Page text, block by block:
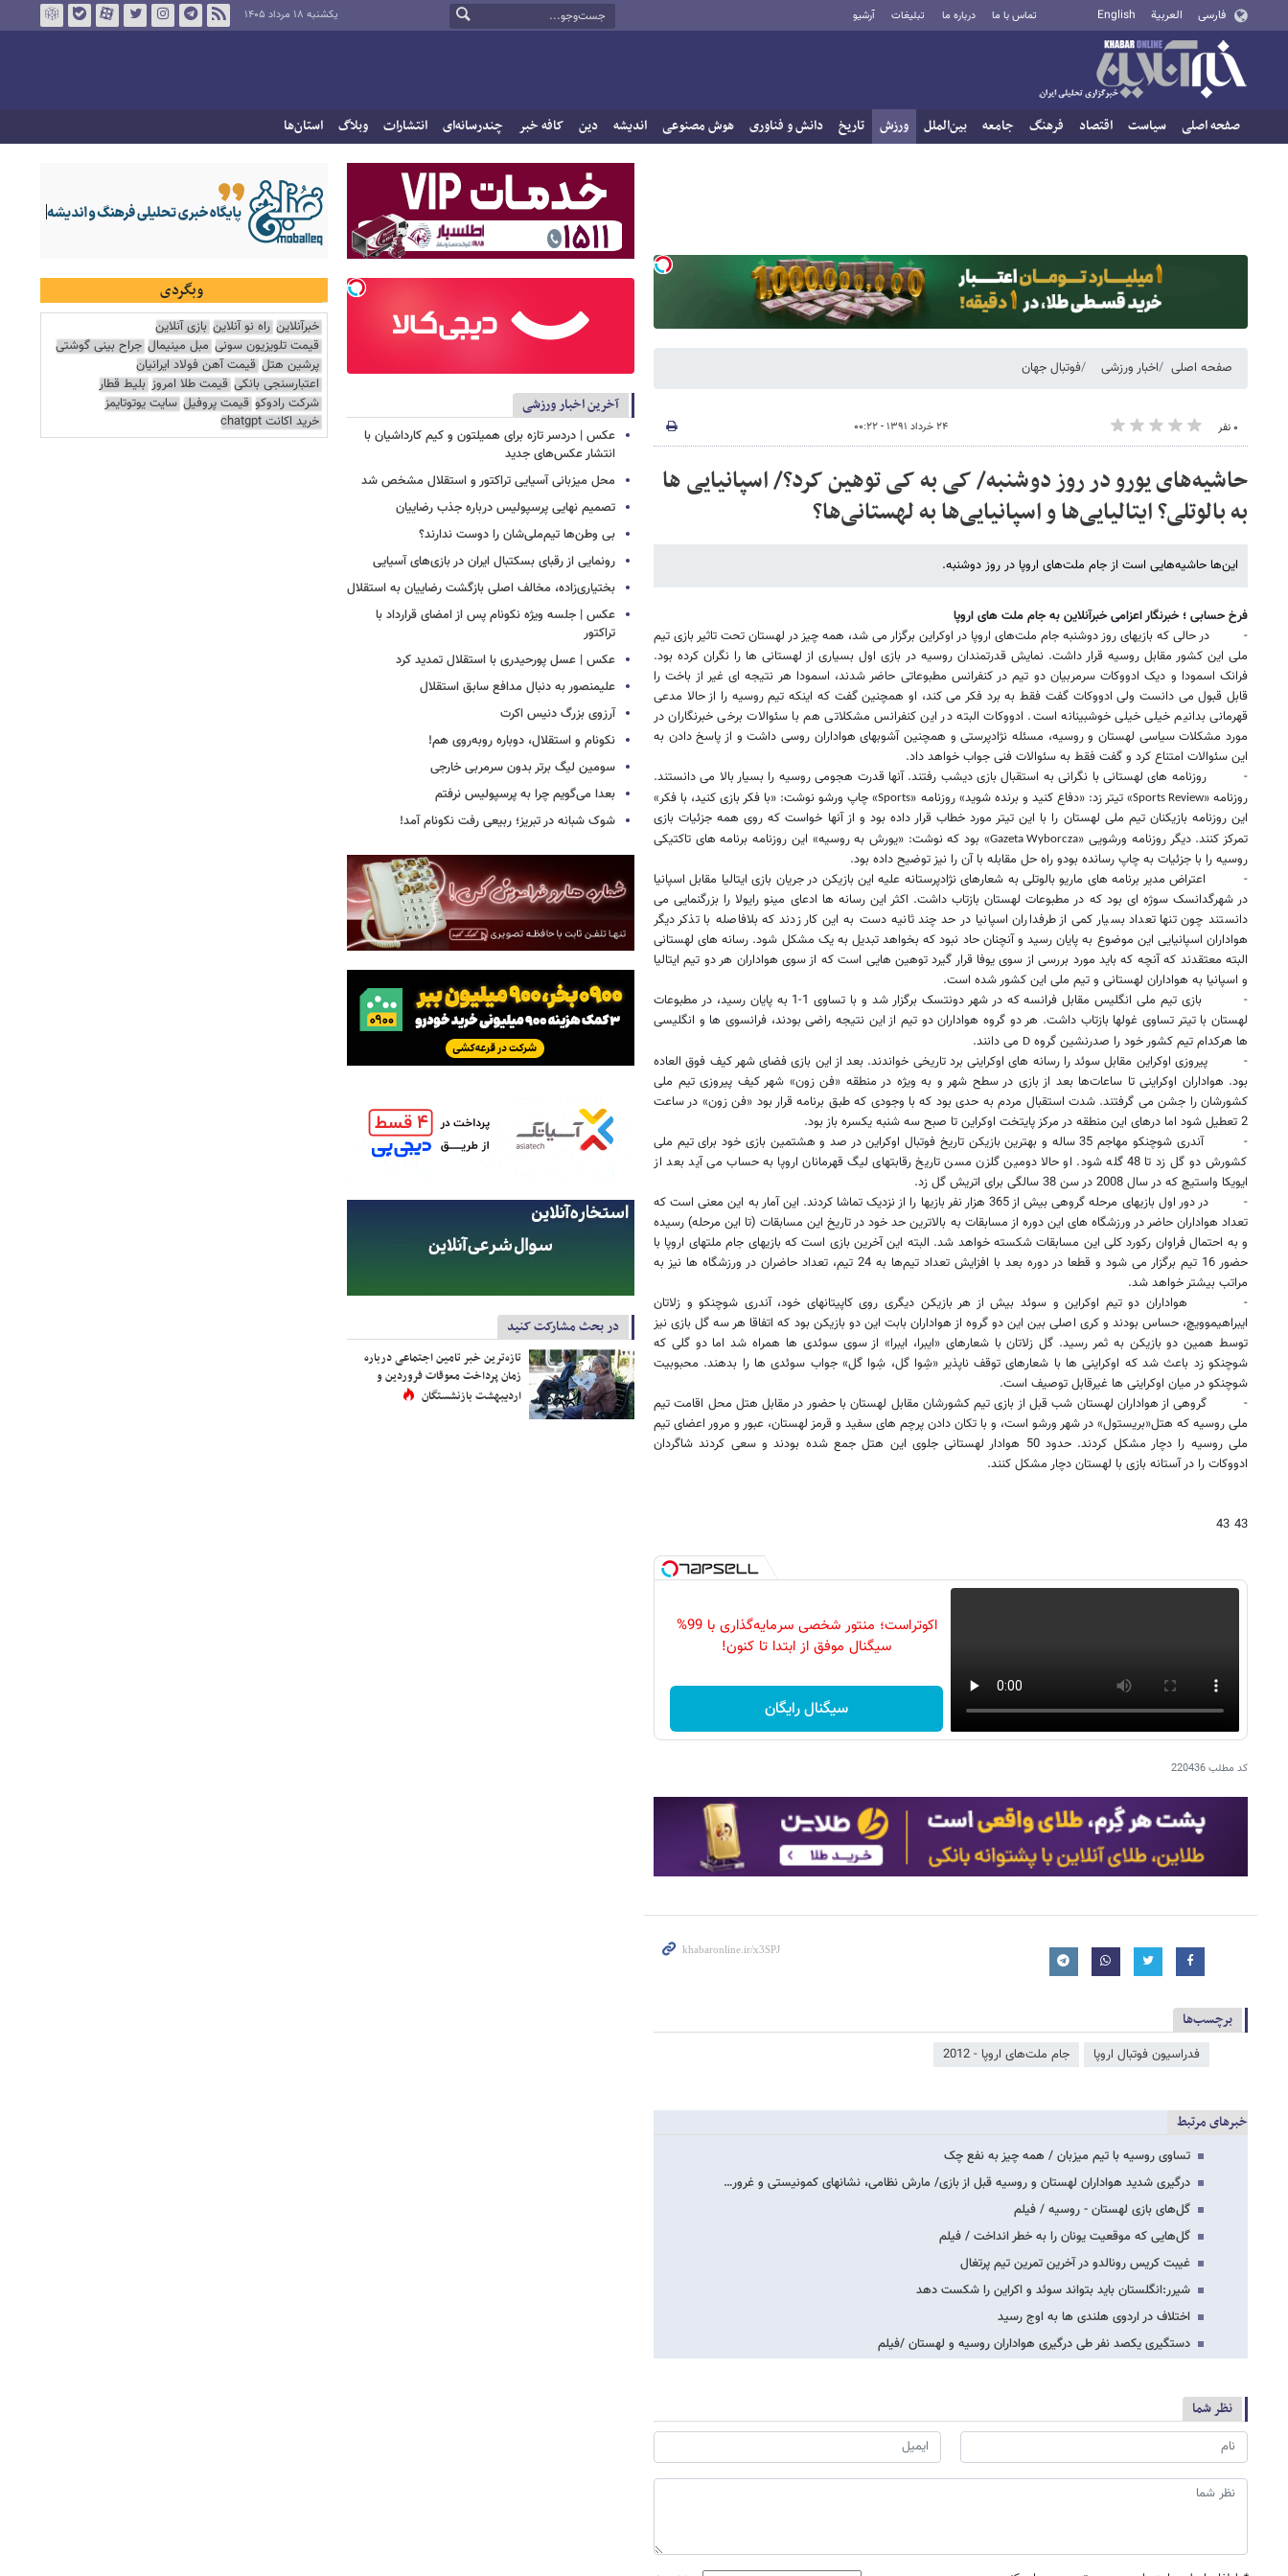
فارسی العربية English تماس با ما درباره ما تبلیغات آرشیو یکشنبه ۱۸ مرداد ۱۴۰۵
صفحه اصلی سیاست اقتصاد فرهنگ جامعه بین‌الملل ورزش تاریخ دانش و فناوری هوش مصنوعی اندیشه دین کافه خبر چندرسانه‌ای انتشارات وبلاگ استان‌ها
صفحه اصلی اخبار ورزشی فوتبال جهان
۰ نفر ۲۴ خرداد ۱۳۹۱ - ۰۰:۲۲
حاشیه‌های یورو در روز دوشنبه/ کی به کی توهین کرد؟/ اسپانیایی ها
به بالوتلی؟ ایتالیایی‌ها و اسپانیایی‌ها به لهستانی‌ها؟
این‌ها حاشیه‌هایی است از جام ملت‌های اروپا در روز دوشنبه.
فرخ حسابی ؛ خبرنگار اعزامی خبرآنلاین به جام ملت های اروپا
-
در حالی که بازیهای روز دوشنبه جام ملت‌های اروپا در اوکراین برگزار می شد، همه چیز در لهستان تحت تاثیر بازی تیم
ملی این کشور مقابل روسیه قرار داشت. نمایش قدرتمندان روسیه در بازی اول بسیاری از لهستانی ها را نگران کرده بود.
فرانک اسمودا و دیک ادووکات سرمربیان دو تیم در کنفرانس مطبوعاتی حاضر شدند، اسمودا هر نتیجه ای غیر از باخت را
قابل قبول می دانست ولی ادووکات گفت فقط به برد فکر می کند، او همچنین گفت که اینکه تیم روسیه را از حالا مدعی
قهرمانی بدانیم خیلی خیلی خوشبینانه است. ادووکات البته در این کنفرانس مشکلاتی هم با سئوالات برخی خبرنگاران در
مورد مشکلات سیاسی لهستان و روسیه، مسئله نژادپرستی و همچنین آشوبهای هواداران روسی داشت و از پاسخ دادن به
این سئوالات امتناع کرد و گفت فقط به سئوالات فنی جواب خواهد داد.
-
روزنامه های لهستانی با نگرانی به استقبال بازی دیشب رفتند. آنها قدرت هجومی روسیه را بسیار بالا می دانستند.
روزنامه «Sports Review» تیتر زد: «دفاع کنید و برنده شوید» روزنامه «Sports» چاپ ورشو نوشت: «با فکر بازی کنید، با فکر»
این روزنامه بازیکنان تیم ملی لهستان را با این تیتر مورد خطاب قرار داده بود و از آنها خواست که روی همه جزئیات بازی
تمرکز کنند. دیگر روزنامه ورشویی «Gazeta Wyborcza» بود که نوشت: «یورش به روسیه» این روزنامه برنامه های تاکتیکی
روسیه را با جزئیات به چاپ رسانده بودو راه حل مقابله با آن را نیز توضیح داده بود.
-
اعتراض مدیر برنامه های ماریو بالوتلی به شعارهای نژادپرستانه علیه این بازیکن در جریان بازی ایتالیا مقابل اسپانیا
در شهرگدانسک سوژه ای بود که در مطبوعات لهستان بازتاب داشت. اکثر این رسانه ها ادعای مینو رایولا را بزرگنمایی می
دانستند چون تنها تعداد بسیار کمی از طرفداران اسپانیا در حد چند ثانیه دست به این کار زدند که بلافاصله با تذکر دیگر
هواداران اسپانیایی این موضوع به پایان رسید و آنچنان حاد نبود که بخواهد تبدیل به یک مشکل شود. رسانه های لهستانی
البته معتقدند که آنچه که باید مورد بررسی از سوی یوفا قرار گیرد توهین هایی است که از سوی هواداران هر دو تیم ایتالیا
و اسپانیا به هواداران لهستانی و تیم ملی این کشور شده است.
-
بازی تیم ملی انگلیس مقابل فرانسه که در شهر دونتسک برگزار شد و با تساوی 1-1 به پایان رسید، در مطبوعات
لهستان با تیتر تساوی غولها بازتاب داشت. هر دو گروه هواداران دو تیم از این نتیجه راضی بودند، فرانسوی ها و انگلیسی
ها هرکدام تیم کشور خود را صدرنشین گروه D می دانند.
-
پیروزی اوکراین مقابل سوئد را رسانه های اوکراینی برد تاریخی خواندند. بعد از این بازی فضای شهر کیف فوق العاده
بود. هواداران اوکراینی تا ساعات‌ها بعد از بازی در سطح شهر و به ویژه در منطقه «فن زون» شهر کیف پیروزی تیم ملی
کشورشان را جشن می گرفتند. شدت استقبال مردم به حدی بود که با وجودی که طبق برنامه قرار بود «فن زون» در ساعت
2 تعطیل شود اما درهای این منطقه در مرکز پایتخت اوکراین تا صبح سه شنبه یکسره باز بود.
-
آندری شوچنکو مهاجم 35 ساله و بهترین بازیکن تاریخ فوتبال اوکراین در صد و هشتمین بازی خود برای تیم ملی
کشورش دو گل زد تا 48 گله شود. او حالا دومین گلزن مسن تاریخ رقابتهای لیگ قهرمانان اروپا به حساب می آید بعد از
ایویکا واستیچ که در سال 2008 در سن 38 سالگی برای اتریش گل زد.
-
در دور اول بازیهای مرحله گروهی بیش از 365 هزار نفر بازیها را از نزدیک تماشا کردند. این آمار به این معنی است که
تعداد هواداران حاضر در ورزشگاه های این دوره از مسابقات به بالاترین حد خود در تاریخ این مسابقات (تا این مرحله) رسیده
و به احتمال فراوان رکورد کلی این مسابقات شکسته خواهد شد. البته این آخرین بازی است که بازیهای جام ملتهای اروپا با
حضور 16 تیم برگزار می شود و قطعا در دوره بعد با افزایش تعداد تیم‌ها به 24 تیم، تعداد حاضران در ورزشگاه ها نیز به
مراتب بیشتر خواهد شد.
-
هواداران دو تیم اوکراین و سوئد بیش از هر بازیکن دیگری روی کاپیتانهای خود، آندری شوچنکو و زلاتان
ایبراهیموویچ، حساس بودند و کری اصلی بین این دو گروه از هواداران بابت این دو بازیکن بود که اتفاقا هر سه گل بازی نیز
توسط همین دو بازیکن به ثمر رسید. گل زلاتان با شعارهای «ایبرا، ایبرا» از سوی سوئدی ها همراه شد اما دو گلی که
شوچنکو زد باعث شد که اوکراینی ها با شعارهای توقف ناپذیر «شِوا گل، شِوا گل» جواب سوئدی ها را بدهند. محبوبیت
شوچنکو در میان اوکراینی ها غیرقابل توصیف است.
-
گروهی از هواداران لهستان شب قبل از بازی تیم کشورشان مقابل لهستان با حضور در مقابل هتل محل اقامت تیم
ملی روسیه که هتل«بریستول» در شهر ورشو است، و با تکان دادن پرچم های سفید و قرمز لهستان، عبور و مرور اعضای تیم
ملی روسیه را دچار مشکل کردند. حدود 50 هوادار لهستانی جلوی این هتل جمع شده بودند و سعی کردند شاگردان
ادووکات را در آستانه بازی با لهستان دچار مشکل کنند.
43 43
اکوتراست؛ منتور شخصی سرمایه‌گذاری با 99%
سیگنال موفق از ابتدا تا کنون!
سیگنال رایگان
کد مطلب220436
برچسب‌ها
فدراسیون فوتبال اروپا جام ملت‌های اروپا - 2012
خبرهای مرتبط
تساوی روسیه با تیم میزبان / همه چیز به نفع چک
درگیری شدید هواداران لهستان و روسیه قبل از بازی/ مارش نظامی، نشانهای کمونیستی و غرور…
گل‌های بازی لهستان - روسیه / فیلم
گل‌هایی که موقعیت یونان را به خطر انداخت / فیلم
غیبت کریس رونالدو در آخرین تمرین تیم پرتغال
شیرر:انگلستان باید بتواند سوئد و اکراین را شکست دهد
اختلاف در اردوی هلندی ها به اوج رسید
دستگیری یکصد نفر طی درگیری هواداران روسیه و لهستان /فیلم
نظر شما
آخرین اخبار ورزشی
عکس | دردسر تازه برای همیلتون و کیم کارداشیان با
انتشار عکس‌های جدید
محل میزبانی آسیایی تراکتور و استقلال مشخص شد
تصمیم نهایی پرسپولیس درباره جذب رضاییان
بی وطن‌ها تیم‌ملی‌شان را دوست ندارند؟
رونمایی از رقبای بسکتبال ایران در بازی‌های آسیایی
بختیاری‌زاده، مخالف اصلی بازگشت رضاییان به استقلال
عکس | جلسه ویژه نکونام پس از امضای قرارداد با
تراکتور
عکس | عسل پورحیدری با استقلال تمدید کرد
علیمنصور به دنبال مدافع سابق استقلال
آرزوی بزرگ دنیس اکرت
نکونام و استقلال، دوباره روبه‌روی هم!
سومین لیگ برتر بدون سرمربی خارجی
بعدا می‌گویم چرا به پرسپولیس نرفتم
شوک شبانه در تبریز؛ ربیعی رفت نکونام آمد!
در بحث مشارکت کنید
تازه‌ترین خبر تامین اجتماعی درباره
زمان پرداخت معوقات فروردین و
اردیبهشت بازنشستگان
وبگردی
خبرآنلاین راه نو آنلاین بازی آنلاین
قیمت تلویزیون سونی مبل مینیمال جراح بینی گوشتی
پرشین هتل قیمت آهن فولاد ایرانیان
اعتبارسنجی بانکی قیمت طلا امروز بلیط قطار
شرکت رادوکو قیمت پروفیل سایت یوتوتایمز
خرید اکانت chatgpt